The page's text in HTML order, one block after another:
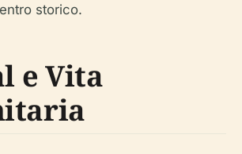
storico.
e Vita